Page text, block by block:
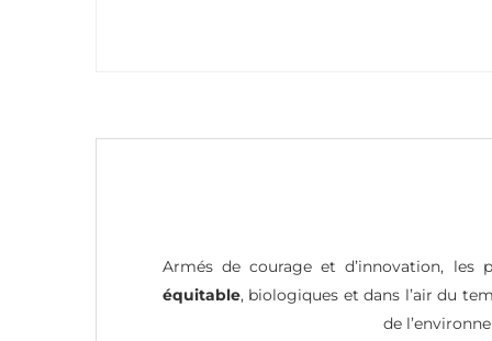
Armés de courage et d’innovation,
équitable, biologiques et dans l’air du
de